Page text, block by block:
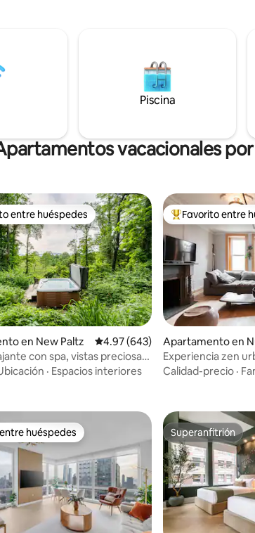
en la zona. Vistas
de los ríos desde el interior
Dos televisores. Se
en el☆ segundo
escaleras) ☆La azotea no está disponible
a finales del
Apartamento ☆ tipo
Piscina
vacacionales
de 5, 100 reseñas
huéspedes preferido
entre huéspedes
en New Paltz Calificación promedio: 4.97 de 5,
4.97 (643)
con spa, vistas preciosas
pueblo
· Espacios interiores
Favorito entre
Favorito entre
Apartamento en
k
Experiencia zen
Street, piedra
Calidad-precio ·
huéspedes
huéspedes Superanfitrión
Superanfitrión